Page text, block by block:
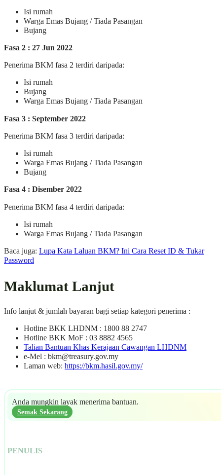
Isi rumah
Warga Emas Bujang / Tiada Pasangan
Bujang
Fasa 2 : 27 Jun 2022
Penerima BKM fasa 2 terdiri daripada:
Isi rumah
Bujang
Warga Emas Bujang / Tiada Pasangan
Fasa 3 : September 2022
Penerima BKM fasa 3 terdiri daripada:
Isi rumah
Warga Emas Bujang / Tiada Pasangan
Bujang
Fasa 4 : Disember 2022
Penerima BKM fasa 4 terdiri daripada:
Isi rumah
Warga Emas Bujang / Tiada Pasangan
Baca juga: Lupa Kata Laluan BKM? Ini Cara Reset ID & Tukar
Password
Maklumat Lanjut
Info lanjut & jumlah bayaran bagi setiap kategori penerima :
Hotline BKK LHDNM : 1800 88 2747
Hotline BKK MoF : 03 8882 4565
Talian Bantuan Khas Kerajaan Cawangan LHDNM
e-Mel : bkm@treasury.gov.my
Laman web: https://bkm.hasil.gov.my/
Anda mungkin layak menerima bantuan.
Semak Sekarang
PENULIS